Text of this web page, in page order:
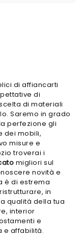
di affiancarti
di
di materiali
Saremo in grado
perfezione gli
dei mobili,
misure e
troverai i
migliori sul
novità e
è di estrema
in
qualità della tua
interior
e
e affabilità.